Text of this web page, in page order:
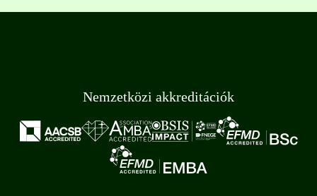
Nemzetközi akkreditációk